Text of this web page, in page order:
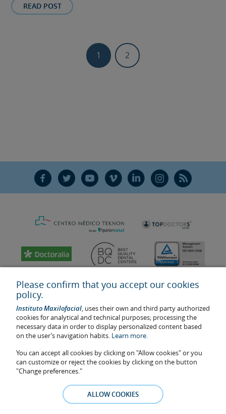
READ POST
1 2
F T Y V L Ñ R
Last update: 2023
Health center authorisation number: E08646940
The information featured in this website does not replace but
complements the doctor-patient relationship. If in doubt, consult
your doctor referral. The photos and testimonies of identifiable
Please confirm that you accept our cookies
policy.
Instituto Maxilofacial, uses their own and third party authorized
cookies for analytical and technical purposes; processing the
necessary data in order to display personalized content based
on the user’s navigation habits. Learn more.
You can accept all cookies by clicking on "Allow cookies" or you
can customize or reject the cookies by clicking on the button
"Change preferences."
ALLOW COOKIES